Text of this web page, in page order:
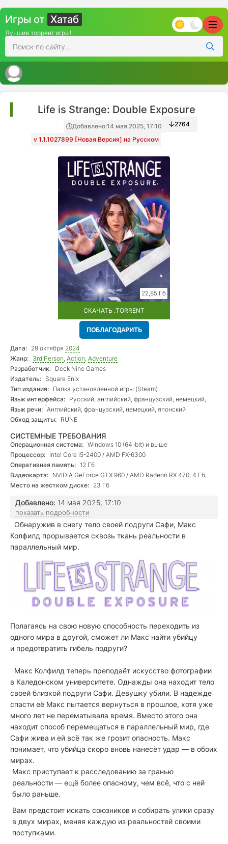
Игры от Хатаб
Лучшие торрент игры!
Life is Strаnge: Double Exposure
Добавлено:14 мая 2025, 17:10
v 1.1.1027899 [Новая Версия] на Русском
2764
22,85 Гб
СКАЧАТЬ .TORRENT
ПОБЛАГОДАРИТЬ
Дата: 29 октября 2024
Жанр: 3rd Person, Action, Adventure
Разработчик: Deck Nine Games
Издатель: Square Enix
Тип издания: Папка установленной игры (Steam)
Язык интерфейса: Русский, английский, французский, немецкий,
итальянский, испанский + латиноамериканский, португальский
бразильский, японский, корейский, китайский (оба)
Язык речи: Английский, французский, немецкий, японский
Обход защиты: RUNE
СИСТЕМНЫЕ ТРЕБОВАНИЯ
Операционная система: Windows 10 (64-bit) и выше
Процессор: Intel Core i5-2400 / AMD FX-6300
Оперативная память: 12 Гб
Видеокарта: NVIDIA GeForce GTX 960 / AMD Radeon RX 470, 4 Гб,
DirectX 12
Место на жестком диске: 23 Гб
Добавлено: 14 мая 2025, 17:10
показать подробности
Обнаружив в снегу тело своей подруги Сафи, Макс
Колфилд прорывается сквозь ткань реальности в
параллельный мир.
Полагаясь на свою новую способность переходить из
одного мира в другой, сможет ли Макс найти убийцу
и предотвратить гибель подруги?
Макс Колфилд теперь преподаёт искусство фотографии
в Каледонском университете. Однажды она находит тело
своей близкой подруги Сафи. Девушку убили. В надежде
спасти её Макс пытается вернуться в прошлое, хотя уже
много лет не перематывала время. Вместо этого она
находит способ перемещаться в параллельный мир, где
Сафи жива и ей всё так же грозит опасность. Макс
понимает, что убийца скоро вновь нанесёт удар — в обоих
мирах.
Макс приступает к расследованию за гранью
реальности — ещё более опасному, чем всё, что с ней
было раньше.
Вам предстоит искать союзников и собирать улики сразу
в двух мирах, меняя каждую из реальностей своими
поступками.